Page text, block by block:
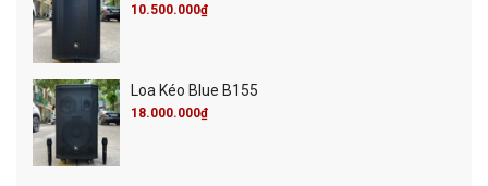
10.500.000₫
Loa Kéo Blue B155
18.000.000₫